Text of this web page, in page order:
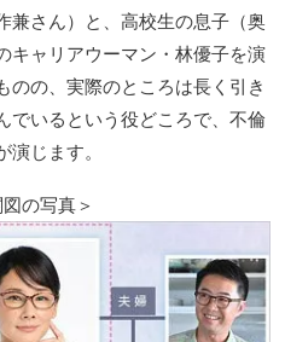
兼さん）と、高校生の息子（奥
キャリアウーマン・林優子を演
のの、実際のところは長く引き
でいるという役どころで、不倫
じます。
の写真＞